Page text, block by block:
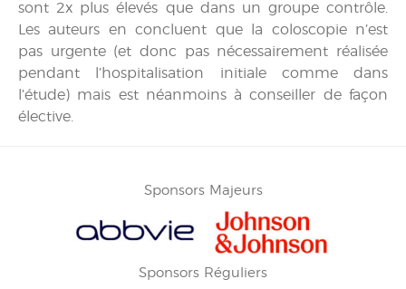
sont 2x plus élevés que dans un groupe contrôle.
Les auteurs en concluent que la coloscopie n’est
pas urgente (et donc pas nécessairement réalisée
pendant l’hospitalisation initiale comme dans
l’étude) mais est néanmoins à conseiller de façon
élective.
Sponsors Majeurs
Sponsors Réguliers